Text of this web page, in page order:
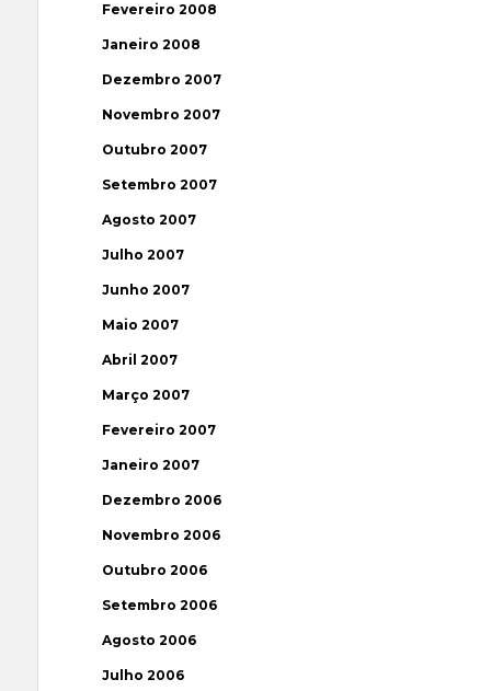
Fevereiro 2008
Janeiro 2008
Dezembro 2007
Novembro 2007
Outubro 2007
Setembro 2007
Agosto 2007
Julho 2007
Junho 2007
Maio 2007
Abril 2007
Março 2007
Fevereiro 2007
Janeiro 2007
Dezembro 2006
Novembro 2006
Outubro 2006
Setembro 2006
Agosto 2006
Julho 2006